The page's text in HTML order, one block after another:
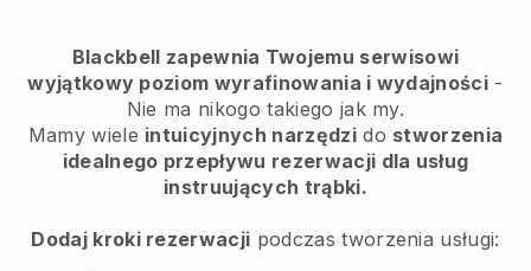
Blackbell zapewnia Twojemu serwisowi
wyjątkowy poziom wyrafinowania i wydajności -
Nie ma nikogo takiego jak my.
Mamy wiele intuicyjnych narzędzido stworzenia
idealnego przepływu rezerwacji dla usług
instruujących trąbki.
Dodaj kroki rezerwacji podczas tworzenia usługi: